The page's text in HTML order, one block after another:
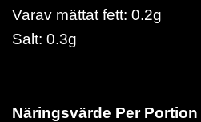
Varav mättat fett: 0.2g
Salt: 0.3g
Näringsvärde Per Portion